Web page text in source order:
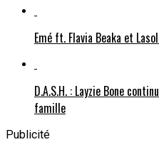
Emé ft. Flavia Beaka et
D.A.S.H. : Layzie Bone
famille
Publicité